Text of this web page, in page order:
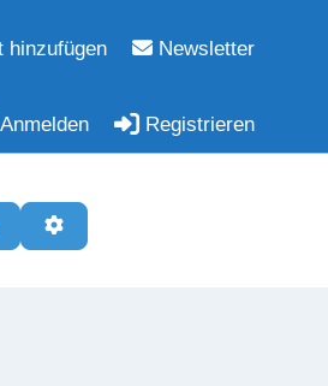
hinzufügen Newsletter
Anmelden Registrieren
SuchenErweiterte Filter